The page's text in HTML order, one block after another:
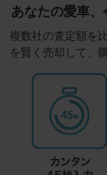
あなたの愛車、
複数社の査定額を
を賢く売却して、